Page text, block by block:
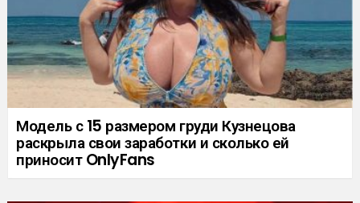
Модель с 15 размером груди Кузнецова
раскрыла свои заработки и сколько ей
приносит OnlyFans